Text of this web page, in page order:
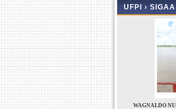
UFPI ›
WAGNALDO